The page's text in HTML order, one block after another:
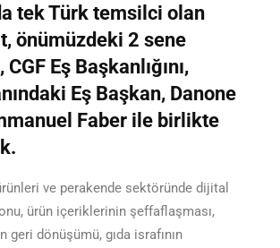
tek Türk temsilci olan
önümüzdeki 2 sene
Eş Başkanlığını,
Eş Başkan, Danone
Faber ile birlikte
ve perakende sektöründe dijital
ürün içeriklerinin şeffaflaşması,
geri dönüşümü, gıda israfının